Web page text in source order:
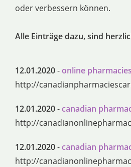
oder verbessern können.
Alle Einträge dazu, sind
12.01.2020-online pharmacies
http://
12.01.2020-canadian
http://
12.01.2020-canadian
http://